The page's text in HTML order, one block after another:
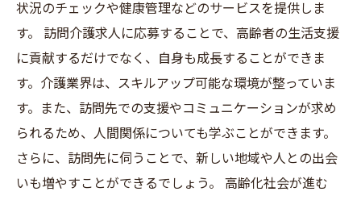
状況のチェックや健康管理などのサービスを提供しま
す。 訪問介護求人に応募することで、高齢者の生活支援
に貢献するだけでなく、自身も成長することができま
す。介護業界は、スキルアップ可能な環境が整っていま
す。また、訪問先での支援やコミュニケーションが求め
られるため、人間関係についても学ぶことができます。
さらに、訪問先に伺うことで、新しい地域や人との出会
いも増やすことができるでしょう。 高齢化社会が進む